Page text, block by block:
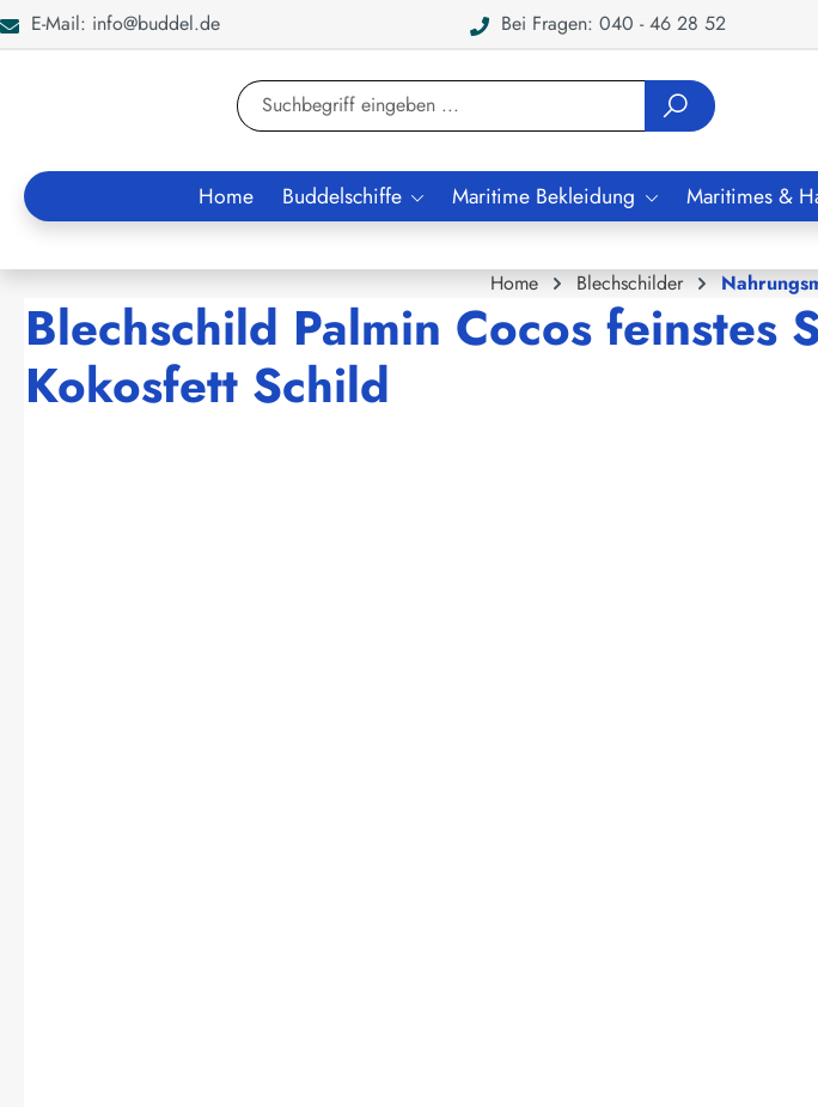
Zur Suche springen
E-Mail: info@buddel.de Bei Fragen: 040 - 46 28 52
Home Buddelschiffe Maritime Bekleidung Maritimes &
Home Blechschilder
Blechschild Palmin Cocos feinstes
Kokosfett Schild